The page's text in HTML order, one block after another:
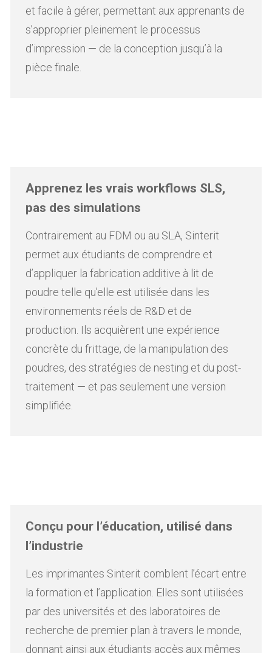
et facile à gérer, permettant aux apprenants de
s’approprier pleinement le processus
d’impression — de la conception jusqu’à la
pièce finale.
Apprenez les vrais workflows SLS,
pas des simulations
Contrairement au FDM ou au SLA, Sinterit
permet aux étudiants de comprendre et
d’appliquer la fabrication additive à lit de
poudre telle qu’elle est utilisée dans les
environnements réels de R&D et de
production. Ils acquièrent une expérience
concrète du frittage, de la manipulation des
poudres, des stratégies de nesting et du post-
traitement — et pas seulement une version
simplifiée.
Conçu pour l’éducation, utilisé dans
l’industrie
Les imprimantes Sinterit comblent l’écart entre
la formation et l’application. Elles sont utilisées
par des universités et des laboratoires de
recherche de premier plan à travers le monde,
donnant ainsi aux étudiants accès aux mêmes